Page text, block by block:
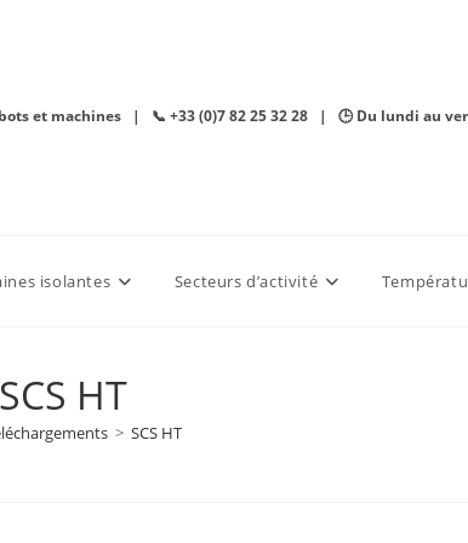
et machines | 📞 +33 (0)7 82 25 32 28 | 🕒 Du lundi au
isolantes Secteurs d’activité
SCS HT
> SCS HT